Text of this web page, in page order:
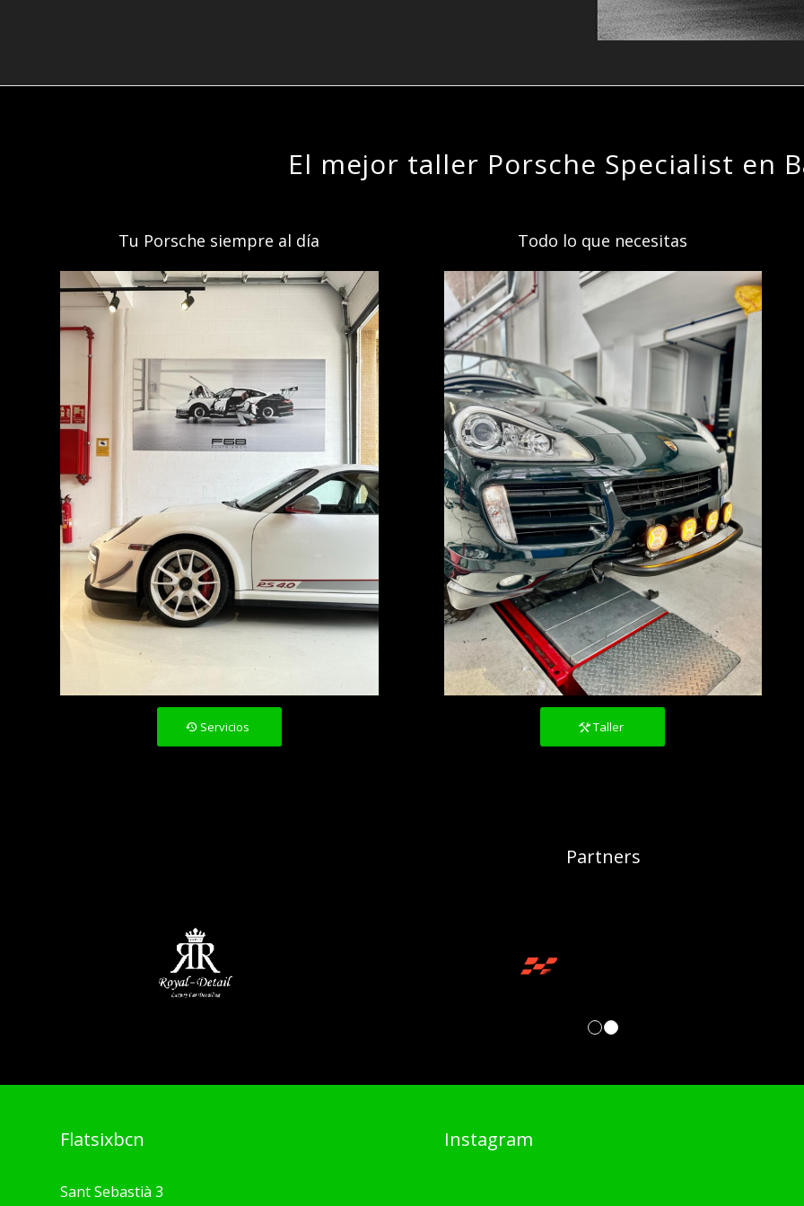
El mejor taller Porsche Specialist en
Tu Porsche siempre al día
Servicios
Todo lo que necesitas
Taller
Partners
Flatsixbcn
Sant Sebastià 3
Instagram